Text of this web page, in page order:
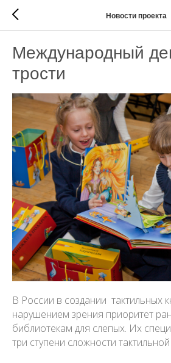
Новости проекта
Международный
трости
В России в создании тактильных
нарушением зрения приоритет
библиотекам для слепых. Их
три ступени сложности тактильной